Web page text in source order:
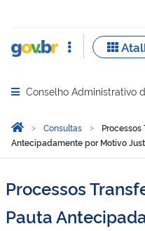
Abrir menu principal de
Conselho Administrativo
Você está aqui:
Página Inicial
Consultas
Processos
Antecipadamente por Motivo
Processos
Pauta